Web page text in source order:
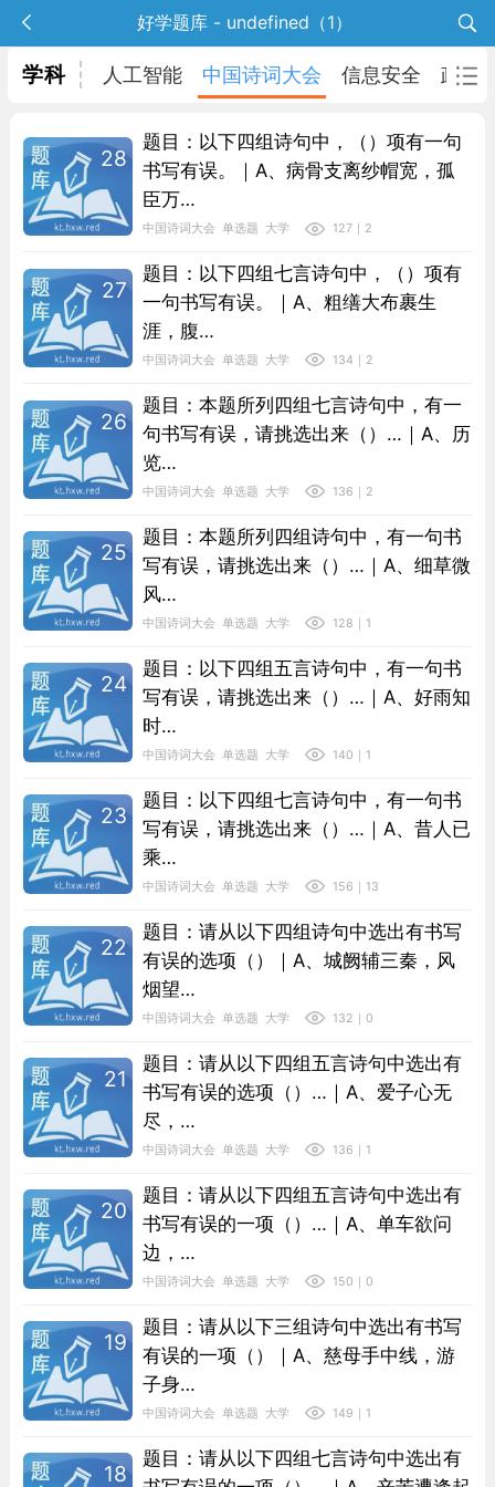
好学题库 - undefined（1）
学科
语文 人工智能 中国诗词大会 信息安全 政治
28
题目：以下四组诗句中，（）项有一句
书写有误。｜A、病骨支离纱帽宽，孤
臣万…
中国诗词大会 单选题 大学 127｜2
27
题目：以下四组七言诗句中，（）项有
一句书写有误。｜A、粗缮大布裹生
涯，腹…
中国诗词大会 单选题 大学 134｜2
26
题目：本题所列四组七言诗句中，有一
句书写有误，请挑选出来（）…｜A、历
览…
中国诗词大会 单选题 大学 136｜2
25
题目：本题所列四组诗句中，有一句书
写有误，请挑选出来（）…｜A、细草微
风…
中国诗词大会 单选题 大学 128｜1
24
题目：以下四组五言诗句中，有一句书
写有误，请挑选出来（）…｜A、好雨知
时…
中国诗词大会 单选题 大学 140｜1
23
题目：以下四组七言诗句中，有一句书
写有误，请挑选出来（）…｜A、昔人已
乘…
中国诗词大会 单选题 大学 156｜13
22
题目：请从以下四组诗句中选出有书写
有误的选项（）｜A、城阙辅三秦，风
烟望…
中国诗词大会 单选题 大学 132｜0
21
题目：请从以下四组五言诗句中选出有
书写有误的选项（）…｜A、爱子心无
尽，…
中国诗词大会 单选题 大学 136｜1
20
题目：请从以下四组五言诗句中选出有
书写有误的一项（）…｜A、单车欲问
边，…
中国诗词大会 单选题 大学 150｜0
19
题目：请从以下三组诗句中选出有书写
有误的一项（）｜A、慈母手中线，游
子身…
中国诗词大会 单选题 大学 149｜1
18
题目：请从以下四组七言诗句中选出有